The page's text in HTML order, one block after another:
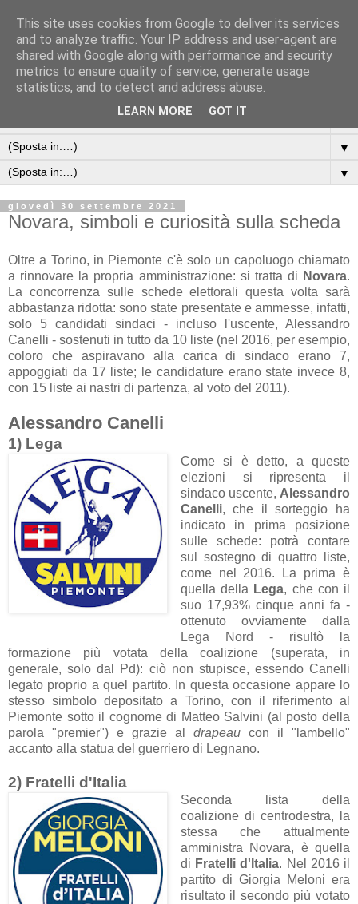
▼
▼
giovedì 30 settembre 2021
Novara, simboli e curiosità sulla scheda
Oltre a Torino, in Piemonte c'è solo un capoluogo chiamato
a rinnovare la propria amministrazione: si tratta di Novara.
La concorrenza sulle schede elettorali questa volta sarà
abbastanza ridotta: sono state presentate e ammesse, infatti,
solo 5 candidati sindaci - incluso l'uscente, Alessandro
Canelli - sostenuti in tutto da 10 liste (nel 2016, per esempio,
coloro che aspiravano alla carica di sindaco erano 7,
appoggiati da 17 liste; le candidature erano state invece 8,
con 15 liste ai nastri di partenza, al voto del 2011).
Alessandro Canelli
1) Lega
Come si è detto, a queste
elezioni si ripresenta il
sindaco uscente, Alessandro
Canelli, che il sorteggio ha
indicato in prima posizione
sulle schede: potrà contare
sul sostegno di quattro liste,
come nel 2016. La prima è
quella della Lega, che con il
suo 17,93% cinque anni fa -
ottenuto ovviamente dalla
Lega Nord - risultò la
formazione più votata della coalizione (superata, in
generale, solo dal Pd): ciò non stupisce, essendo Canelli
legato proprio a quel partito. In questa occasione appare lo
stesso simbolo depositato a Torino, con il riferimento al
Piemonte sotto il cognome di Matteo Salvini (al posto della
parola "premier") e grazie al drapeau con il "lambello"
accanto alla statua del guerriero di Legnano.
2) Fratelli d'Italia
Seconda lista della
coalizione di centrodestra, la
stessa che attualmente
amministra Novara, è quella
di Fratelli d'Italia. Nel 2016 il
partito di Giorgia Meloni era
risultato il secondo più votato
This site uses cookies from Google to deliver its services
and to analyze traffic. Your IP address and user-agent are
shared with Google along with performance and security
metrics to ensure quality of service, generate usage
statistics, and to detect and address abuse.
LEARN MORE GOT IT